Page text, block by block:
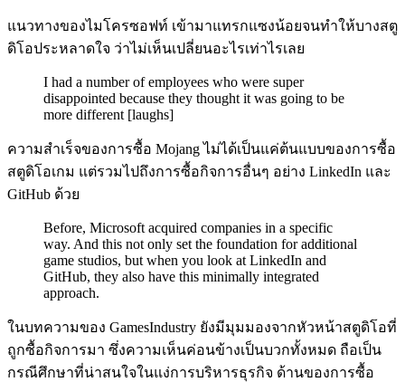
แนวทางของไมโครซอฟท์ เข้ามาแทรกแซงน้อยจนทำให้บางสตู
ดิโอประหลาดใจ ว่าไม่เห็นเปลี่ยนอะไรเท่าไรเลย
I had a number of employees who were super
disappointed because they thought it was going to be
more different [laughs]
ความสำเร็จของการซื้อ Mojang ไม่ได้เป็นแค่ต้นแบบของการซื้อ
สตูดิโอเกม แต่รวมไปถึงการซื้อกิจการอื่นๆ อย่าง LinkedIn และ
GitHub ด้วย
Before, Microsoft acquired companies in a specific
way. And this not only set the foundation for additional
game studios, but when you look at LinkedIn and
GitHub, they also have this minimally integrated
approach.
ในบทความของ GamesIndustry ยังมีมุมมองจากหัวหน้าสตูดิโอที่
ถูกซื้อกิจการมา ซึ่งความเห็นค่อนข้างเป็นบวกทั้งหมด ถือเป็น
กรณีศึกษาที่น่าสนใจในแง่การบริหารธุรกิจ ด้านของการซื้อ